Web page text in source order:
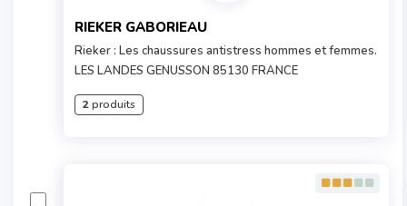
RIEKER GABORIEAU
Rieker : Les chaussures antistress hommes et femmes.
LES LANDES GENUSSON 85130 FRANCE
2produits